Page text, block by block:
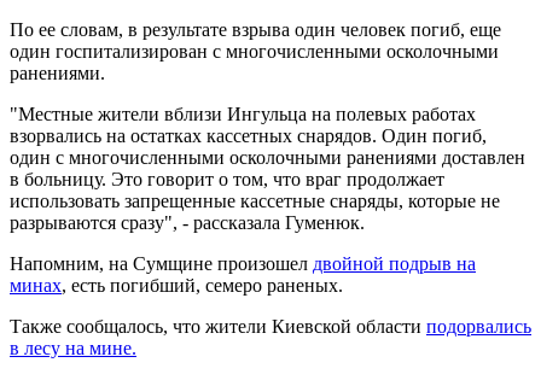
По ее словам, в результате взрыва один человек погиб, еще
один госпитализирован с многочисленными осколочными
ранениями.
"Местные жители вблизи Ингульца на полевых работах
взорвались на остатках кассетных снарядов. Один погиб,
один с многочисленными осколочными ранениями доставлен
в больницу. Это говорит о том, что враг продолжает
использовать запрещенные кассетные снаряды, которые не
разрываются сразу", - рассказала Гуменюк.
Напомним, на Сумщине произошел двойной подрыв на
минах, есть погибший, семеро раненых.
Также сообщалось, что жители Киевской области подорвались
в лесу на мине.